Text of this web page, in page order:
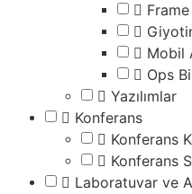
Frame
Mobil
Ops
Yazılımlar
Konferans
Konferans
Konferans
Laboratuvar ve